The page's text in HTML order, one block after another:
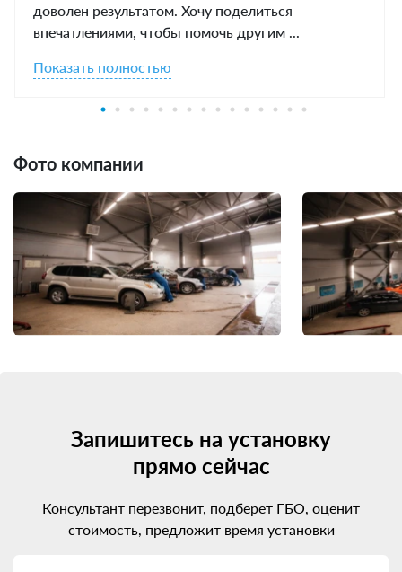
доволен результатом. Хочу поделиться
впечатлениями, чтобы помочь другим ...
Показать полностью
Фото компании
Запишитесь на установку
прямо сейчас
Консультант перезвонит, подберет ГБО, оценит
стоимость, предложит время установки